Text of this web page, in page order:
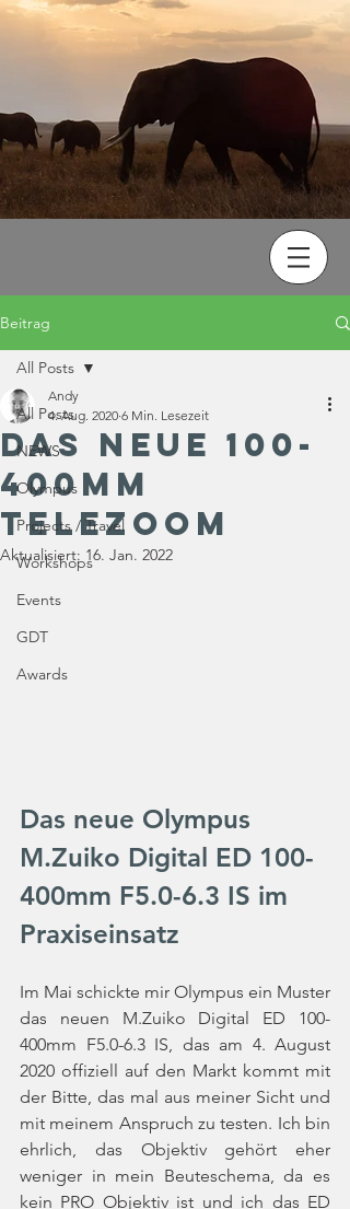
Beitrag
All Posts
NEWS
Olympus
Projects / Travel
Workshops
Events
GDT
Awards
All Posts
Das neue 100-
400mm
Telezoom
Andy
4. Aug. 2020 6 Min. Lesezeit
Aktualisiert: 16. Jan. 2022
Das neue Olympus
M.Zuiko Digital ED 100-
400mm F5.0-6.3 IS im
Praxiseinsatz
Im Mai schickte mir Olympus ein Muster
das neuen M.Zuiko Digital ED 100-
400mm F5.0-6.3 IS, das am 4. August
2020 offiziell auf den Markt kommt mit
der Bitte, das mal aus meiner Sicht und
mit meinem Anspruch zu testen. Ich bin
ehrlich, das Objektiv gehört eher
weniger in mein Beuteschema, da es
kein PRO Objektiv ist und ich das ED